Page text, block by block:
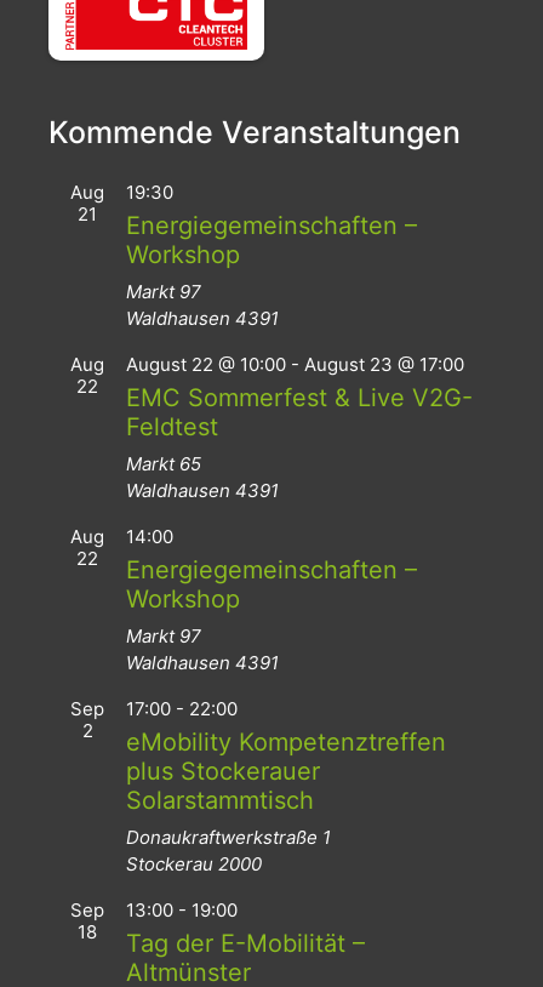
Kommende Veranstaltungen
Aug
21
19:30
Energiegemeinschaften –
Workshop
Markt 97
Waldhausen 4391
Aug
22
August 22 @ 10:00 - August 23 @ 17:00
EMC Sommerfest & Live V2G-
Feldtest
Markt 65
Waldhausen 4391
Aug
22
14:00
Energiegemeinschaften –
Workshop
Markt 97
Waldhausen 4391
Sep
2
17:00 - 22:00
eMobility Kompetenztreffen
plus Stockerauer
Solarstammtisch
Donaukraftwerkstraße 1
Stockerau 2000
Sep
18
13:00 - 19:00
Tag der E-Mobilität –
Altmünster